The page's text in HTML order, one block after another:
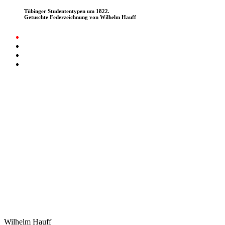
Tübinger Studententypen um 1822.
Getuschte Federzeichnung von Wilhelm Hauff
Wilhelm Hauff